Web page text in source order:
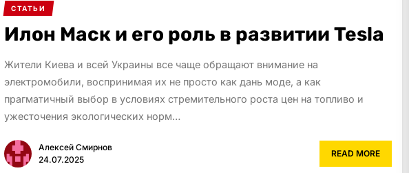
СТАТЬИ
Илон Маск и его роль в развитии Tesla
Жители Киева и всей Украины все чаще обращают внимание на
электромобили, воспринимая их не просто как дань моде, а как
прагматичный выбор в условиях стремительного роста цен на топливо и
ужесточения экологических норм…
Алексей Смирнов
24.07.2025
READ MORE